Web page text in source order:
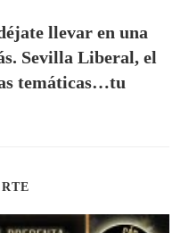
llevar en una
Sevilla Liberal, el
temáticas…tu